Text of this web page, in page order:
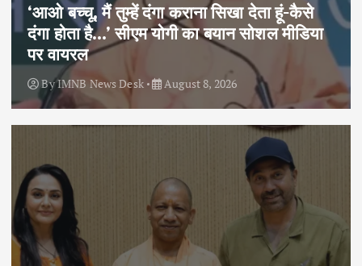
‘आओ बच्चू, मैं तुम्हें दंगा कराना सिखा देता हूं-कैसे
दंगा होता है…’ सीएम योगी का बयान सोशल मीडिया
पर वायरल
ByIMNB News Desk August 8, 2026